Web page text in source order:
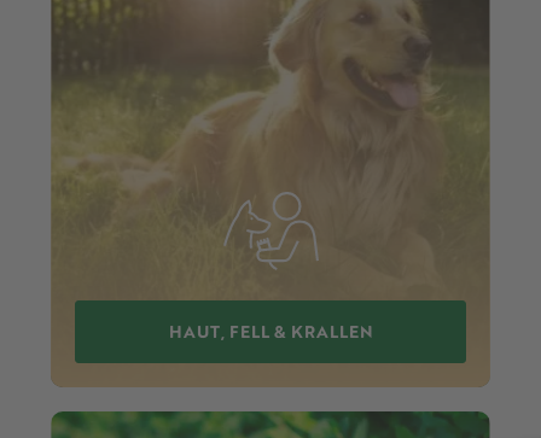
HAUT, FELL & KRALLEN